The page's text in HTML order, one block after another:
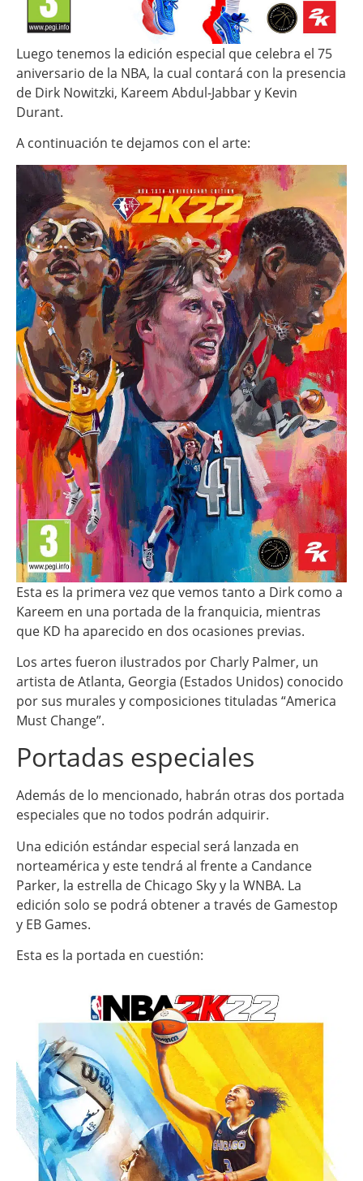
Luego tenemos la edición especial que celebra el 75
aniversario de la NBA, la cual contará con la presencia
de Dirk Nowitzki, Kareem Abdul-Jabbar y Kevin
Durant.
A continuación te dejamos con el arte:
Esta es la primera vez que vemos tanto a Dirk como a
Kareem en una portada de la franquicia, mientras
que KD ha aparecido en dos ocasiones previas.
Los artes fueron ilustrados por Charly Palmer, un
artista de Atlanta, Georgia (Estados Unidos) conocido
por sus murales y composiciones tituladas “America
Must Change”.
Portadas especiales
Además de lo mencionado, habrán otras dos portada
especiales que no todos podrán adquirir.
Una edición estándar especial será lanzada en
norteamérica y este tendrá al frente a Candance
Parker, la estrella de Chicago Sky y la WNBA. La
edición solo se podrá obtener a través de Gamestop
y EB Games.
Esta es la portada en cuestión: